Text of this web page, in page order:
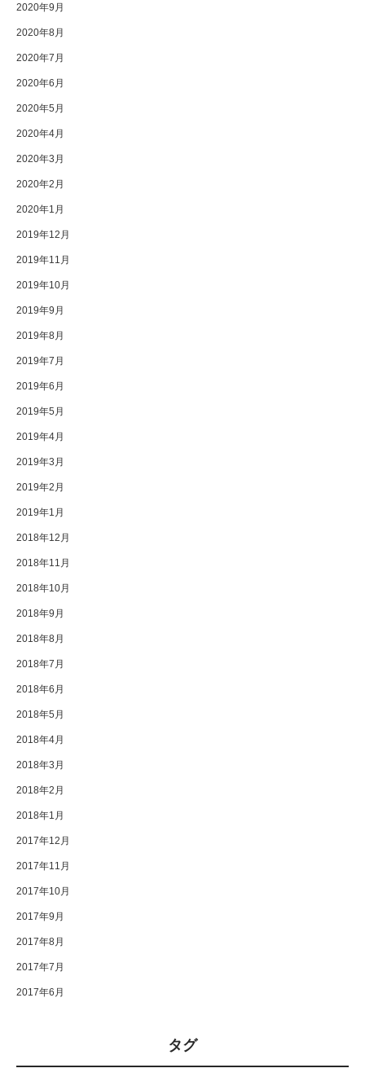
2020年9月
2020年8月
2020年7月
2020年6月
2020年5月
2020年4月
2020年3月
2020年2月
2020年1月
2019年12月
2019年11月
2019年10月
2019年9月
2019年8月
2019年7月
2019年6月
2019年5月
2019年4月
2019年3月
2019年2月
2019年1月
2018年12月
2018年11月
2018年10月
2018年9月
2018年8月
2018年7月
2018年6月
2018年5月
2018年4月
2018年3月
2018年2月
2018年1月
2017年12月
2017年11月
2017年10月
2017年9月
2017年8月
2017年7月
2017年6月
タグ